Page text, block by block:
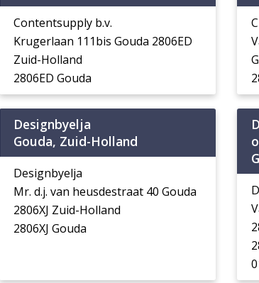
Contentsupply b.v.
Krugerlaan 111bis Gouda 2806ED
Zuid-Holland
2806ED Gouda
Designbyelja
Gouda, Zuid-Holland
Designbyelja
Mr. d.j. van heusdestraat 40 Gouda
2806XJ Zuid-Holland
2806XJ Gouda